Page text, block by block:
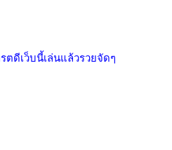
ตดีเว็บนี้เล่นแล้วรวยจัดๆ